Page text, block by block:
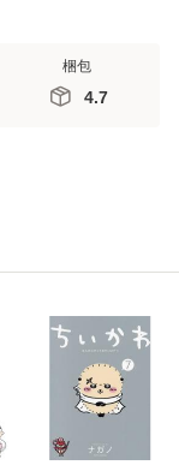
梱包
4.7